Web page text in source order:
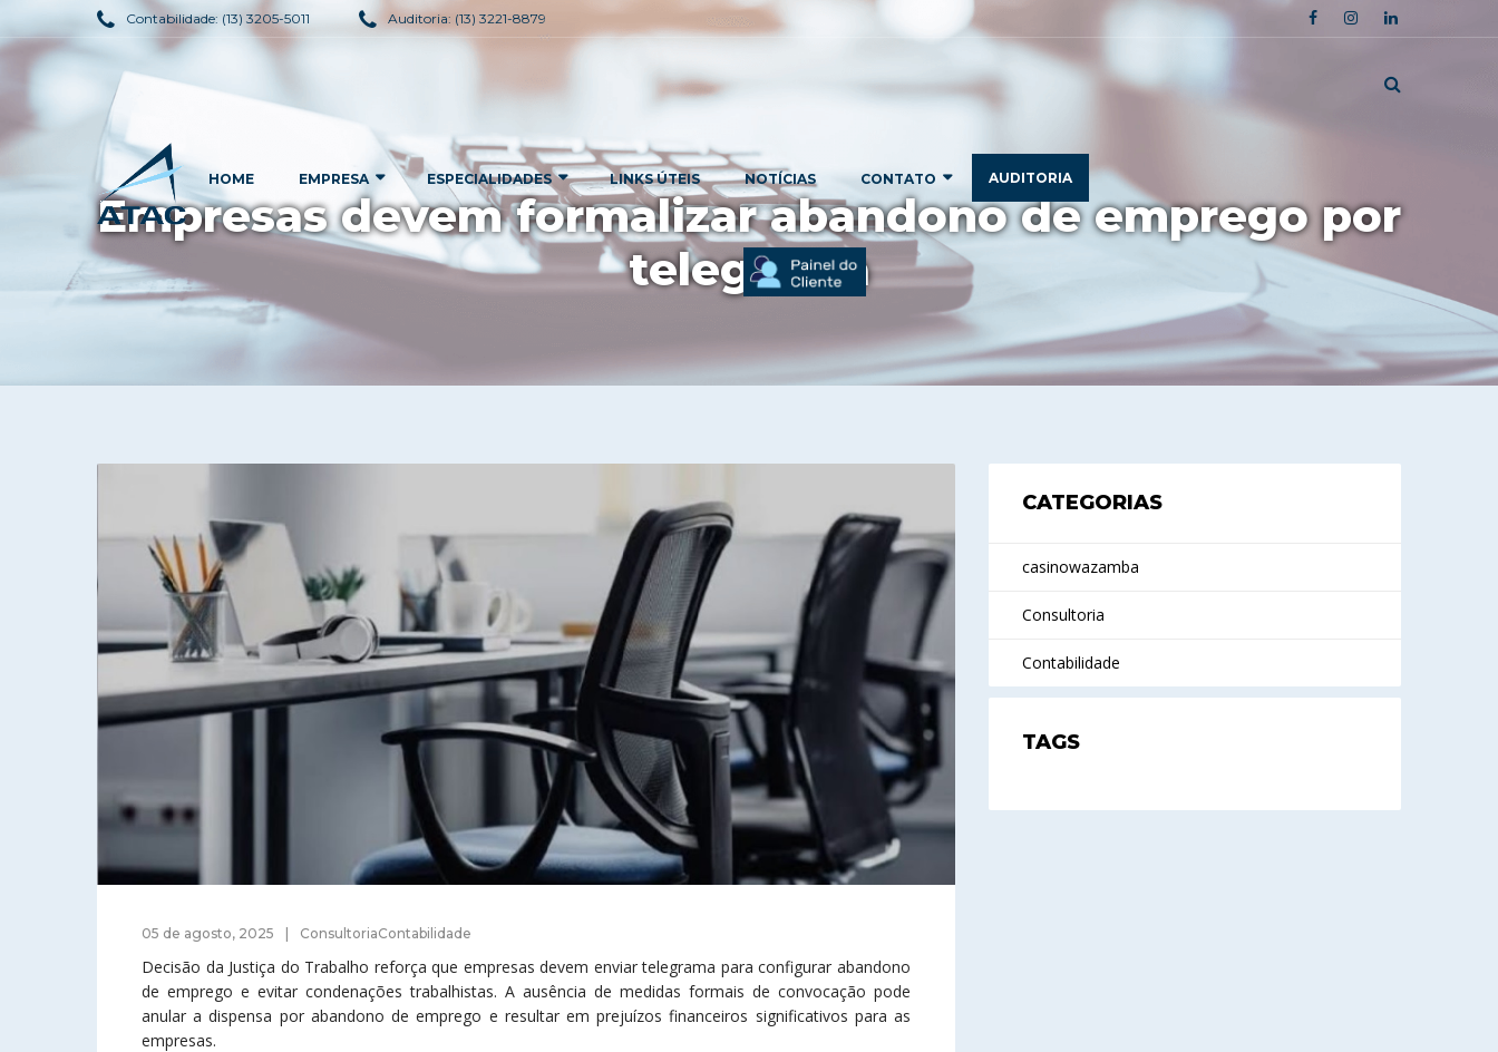
Contabilidade: (13) 3205-5011 Auditoria: (13) 3221-8879
HOME EMPRESA ESPECIALIDADES LINKS ÚTEIS NOTÍCIAS CONTATO AUDITORIA
Empresas devem formalizar abandono de emprego por
telegrama
05 de agosto, 2025 ConsultoriaContabilidade
Decisão da Justiça do Trabalho reforça que empresas devem enviar telegrama para configurar abandono
de emprego e evitar condenações trabalhistas. A ausência de medidas formais de convocação pode
anular a dispensa por abandono de emprego e resultar em prejuízos financeiros significativos para as
empresas.
CATEGORIAS
casinowazamba
Consultoria
Contabilidade
TAGS